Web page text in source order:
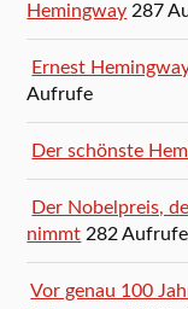
Hemingway 287
Ernest
Aufrufe
Der schönste
Der Nobelpreis,
nimmt 282 Aufrufe
Vor genau 100